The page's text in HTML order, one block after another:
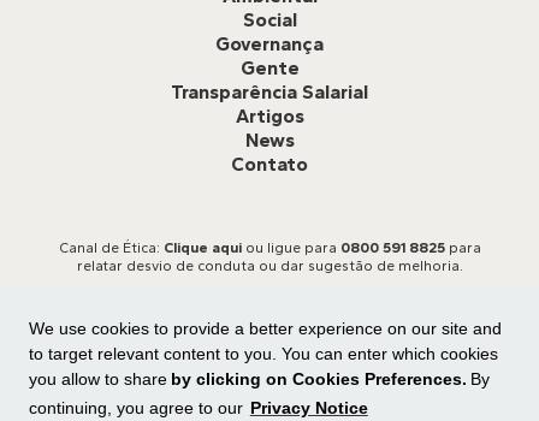
We use cookies to provide a better experience on our site and
to target relevant content to you. You can enter which cookies
you allow to share by clicking on Cookies Preferences. By
continuing, you agree to our Privacy Notice
Social
Governança
Gente
Transparência Salarial
Artigos
News
Contato
Canal de Ética: Clique aquiou ligue para 0800 591 8825para
relatar desvio de conduta ou dar sugestão de melhoria.
Todos os direitos reservados